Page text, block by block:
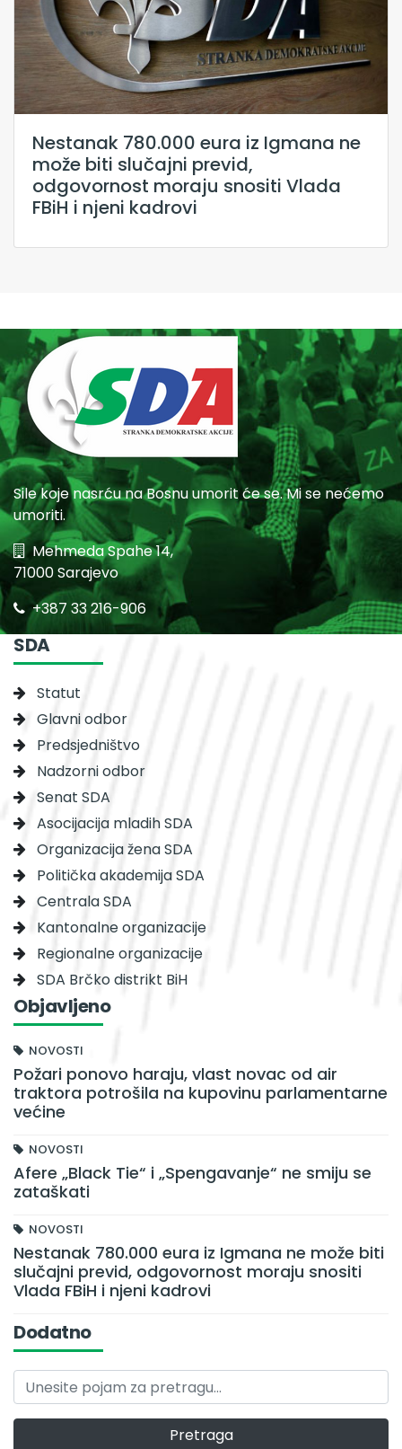
Nestanak 780.000 eura iz Igmana ne
može biti slučajni previd,
odgovornost moraju snositi Vlada
FBiH i njeni kadrovi
Sile koje nasrću na Bosnu umorit će se. Mi se nećemo
umoriti.
Mehmeda Spahe 14,
71000 Sarajevo
+387 33 216-906
SDA
Statut
Glavni odbor
Predsjedništvo
Nadzorni odbor
Senat SDA
Asocijacija mladih SDA
Organizacija žena SDA
Politička akademija SDA
Centrala SDA
Kantonalne organizacije
Regionalne organizacije
SDA Brčko distrikt BiH
Objavljeno
NOVOSTI
Požari ponovo haraju, vlast novac od air
traktora potrošila na kupovinu parlamentarne
većine
NOVOSTI
Afere „Black Tie“ i „Spengavanje“ ne smiju se
zataškati
NOVOSTI
Nestanak 780.000 eura iz Igmana ne može biti
slučajni previd, odgovornost moraju snositi
Vlada FBiH i njeni kadrovi
Dodatno
Pretraga